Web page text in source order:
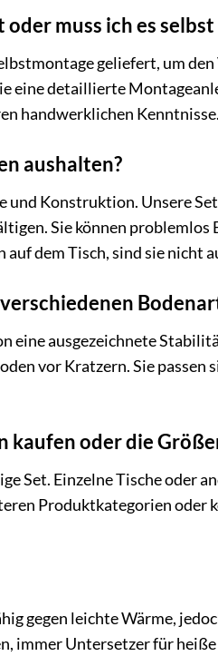
muss ich es
geliefert, um
eine detaillierte
handwerklichen Kenntnisse.
aushalten?
Konstruktion. Unsere
Sie können
dem Tisch, sind sie nicht
ausgezeichnete
vor Kratzern. Sie
kaufen oder die
Set. Einzelne Tische oder
Produktkategorien oder
gegen leichte Wärme,
immer Untersetzer für